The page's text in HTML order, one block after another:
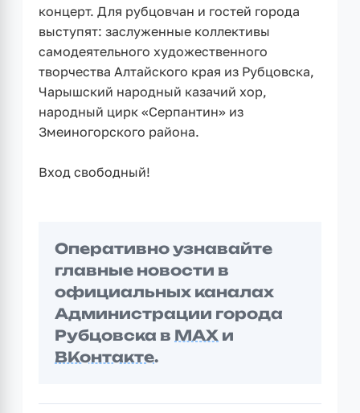
концерт. Для рубцовчан и гостей города
выступят: заслуженные коллективы
самодеятельного художественного
творчества Алтайского края из Рубцовска,
Чарышский народный казачий хор,
народный цирк «Серпантин» из
Змеиногорского района.
Вход свободный!
Оперативно узнавайте
главные новости в
официальных каналах
Администрации города
Рубцовска в MAX и
ВКонтакте.